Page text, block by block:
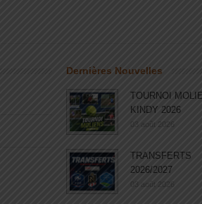
Dernières Nouvelles
TOURNOI
KINDY 2026
03 août 2026
TRANSFERTS
2026/2027
03 août 2026